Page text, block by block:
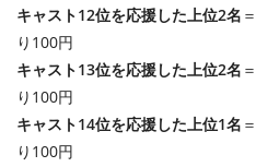
キャスト12位を応援した上位2名
り100円
キャスト13位を応援した上位2名
り100円
キャスト14位を応援した上位1名
り100円